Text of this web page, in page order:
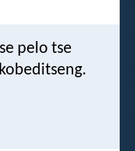
pelo tse